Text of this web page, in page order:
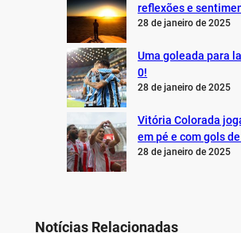
reflexões e
28 de janeiro de 2025
Uma goleada para
0!
28 de janeiro de 2025
Vitória Colorada
em pé e com gols
28 de janeiro de 2025
Notícias Relacionadas